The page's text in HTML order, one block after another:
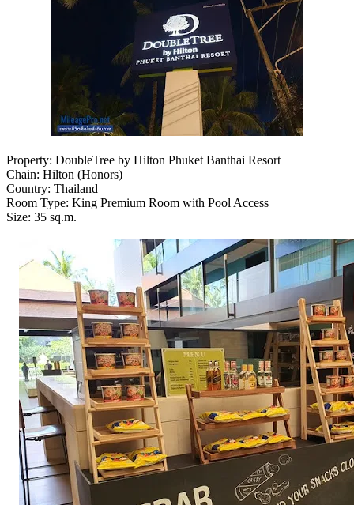
Property: DoubleTree by Hilton Phuket Banthai Resort
Chain: Hilton (Honors)
Country: Thailand
Room Type: King Premium Room with Pool Access
Size: 35 sq.m.